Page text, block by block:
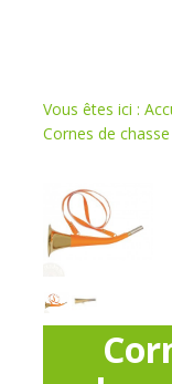
Vous êtes ici :
Cornes de